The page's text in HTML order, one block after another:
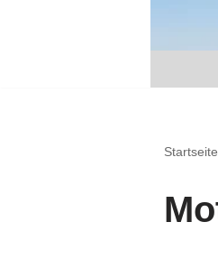
Startseite